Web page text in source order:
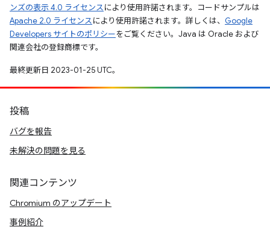
ンズの表示 4.0 ライセンスにより使用許諾されます。コードサンプルは
Apache 2.0 ライセンスにより使用許諾されます。詳しくは、 Google
Developers サイトのポリシーをご覧ください。Java は Oracle および
関連会社の登録商標です。
最終更新日 2023-01-25 UTC。
投稿
バグを報告
未解決の問題を見る
関連コンテンツ
Chromium のアップデート
事例紹介